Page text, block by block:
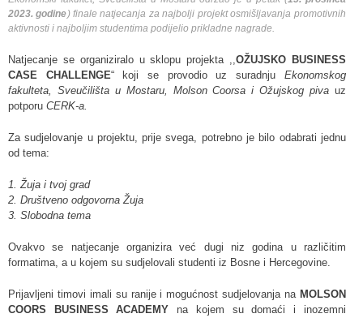
2023. godine) finale natjecanja za najbolji projekt osmišljavanja promotivnih
aktivnosti i najboljim studentima podijelio prikladne nagrade.
Natjecanje se organiziralo u sklopu projekta ,,OŽUJSKO BUSINESS
CASE CHALLENGE“ koji se provodio uz suradnju Ekonomskog
fakulteta, Sveučilišta u Mostaru, Molson Coorsa i Ožujskog piva uz
potporu CERK-a.
Za sudjelovanje u projektu, prije svega, potrebno je bilo odabrati jednu
od tema:
1. Žuja i tvoj grad
2. Društveno odgovorna Žuja
3. Slobodna tema
Ovakvo se natjecanje organizira već dugi niz godina u različitim
formatima, a u kojem su sudjelovali studenti iz Bosne i Hercegovine.
Prijavljeni timovi imali su ranije i mogućnost sudjelovanja na MOLSON
COORS BUSINESS ACADEMY na kojem su domaći i inozemni